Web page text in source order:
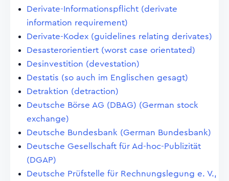
Derivate-Informationspflicht (derivate
information requirement)
Derivate-Kodex (guidelines relating derivates)
Desasterorientiert (worst case orientated)
Desinvestition (devestation)
Destatis (so auch im Englischen gesagt)
Detraktion (detraction)
Deutsche Börse AG (DBAG) (German stock
exchange)
Deutsche Bundesbank (German Bundesbank)
Deutsche Gesellschaft für Ad-hoc-Publizität
(DGAP)
Deutsche Prüfstelle für Rechnungslegung e. V.,